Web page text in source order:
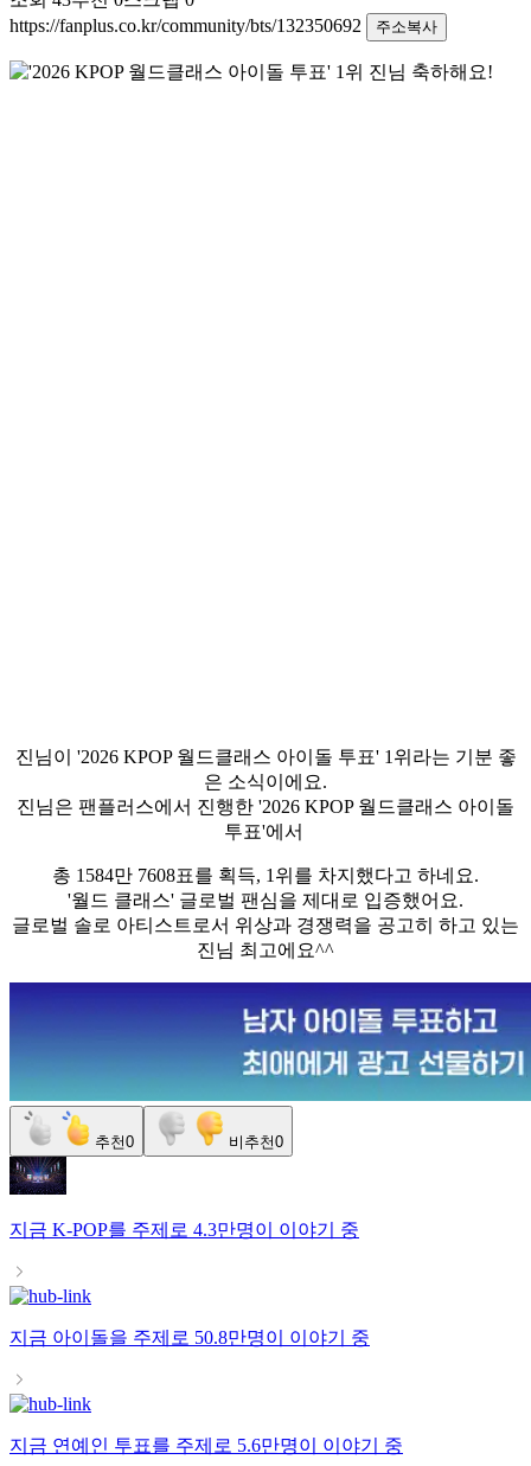
https://fanplus.co.kr/community/bts/132350692
주소복사
진님이 '2026 KPOP 월드클래스 아이돌 투표' 1위라는 기분 좋
은 소식이에요.
진님은 팬플러스에서 진행한 '2026 KPOP 월드클래스 아이돌
투표'에서
총 1584만 7608표를 획득, 1위를 차지했다고 하네요.
'월드 클래스' 글로벌 팬심을 제대로 입증했어요.
글로벌 솔로 아티스트로서 위상과 경쟁력을 공고히 하고 있는
진님 최고에요^^
추천0 비추천0
지금 K-POP를 주제로 4.3만명이 이야기 중
지금 아이돌을 주제로 50.8만명이 이야기 중
지금 연예인 투표를 주제로 5.6만명이 이야기 중